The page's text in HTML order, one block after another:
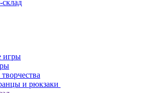
игры
и рюкзаки